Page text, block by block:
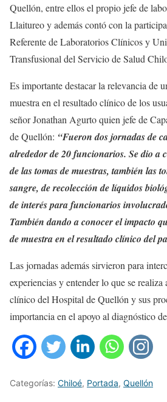
Quellón, entre ellos el propio jefe de
Llaitureo y además contó con la
Referente de Laboratorios Clínicos y
Transfusional del Servicio de Salud
Es importante destacar la relevancia de
muestra en el resultado clínico de los
señor Jonathan Agurto quien jefe de
de Quellón: “Fueron dos jornadas de
alrededor de 20 funcionarios. Se dio a
de las tomas de muestras, también las
sangre, de recolección de líquidos
de interés para funcionarios
También dando a conocer el impacto
de muestra en el resultado clínico del
Las jornadas además sirvieron para
experiencias y entender lo que se
clínico del Hospital de Quellón y sus
importancia en el apoyo al diagnóstico
Categorías: Chiloé, Portada, Quellón